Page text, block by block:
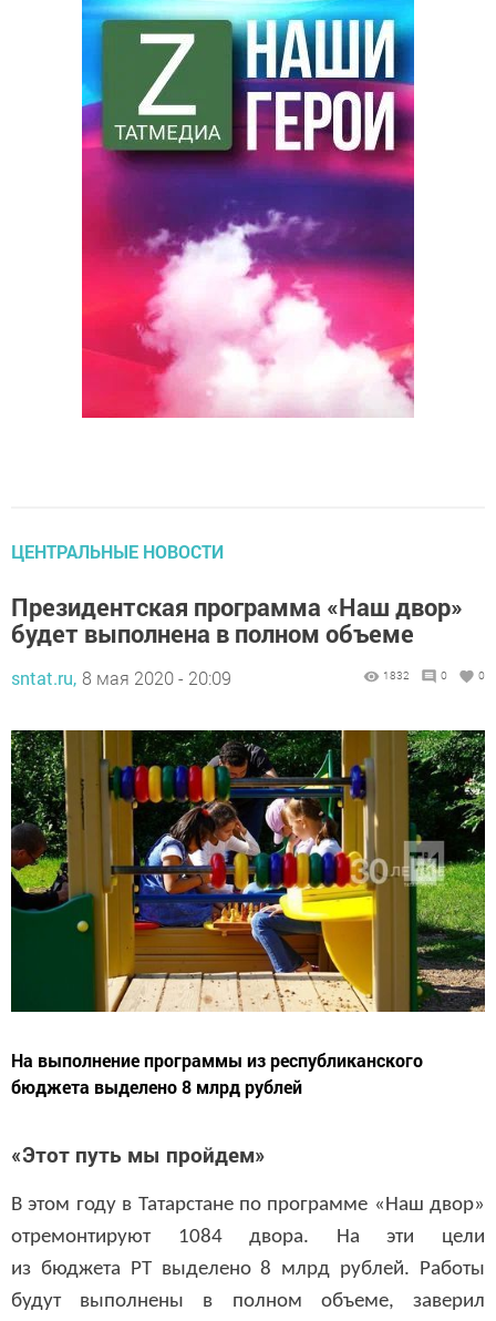
ЦЕНТРАЛЬНЫЕ НОВОСТИ
Президентская программа «Наш двор»
будет выполнена в полном объеме
sntat.ru, 8 мая 2020 - 20:09 1832 0 0
На выполнение программы из республиканского
бюджета выделено 8 млрд рублей
«Этот путь мы пройдем»
В этом году в Татарстане по программе «Наш двор»
отремонтируют 1084 двора. На эти цели
из бюджета РТ выделено 8 млрд рублей. Работы
будутвыполнены в полном объеме, заверил